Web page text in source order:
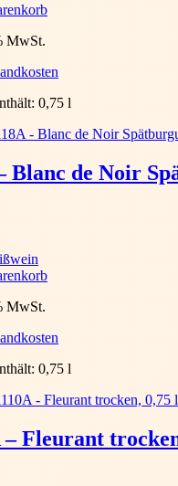
MwSt.
0,75 l
Blanc de Noir
MwSt.
0,75 l
– Fleurant